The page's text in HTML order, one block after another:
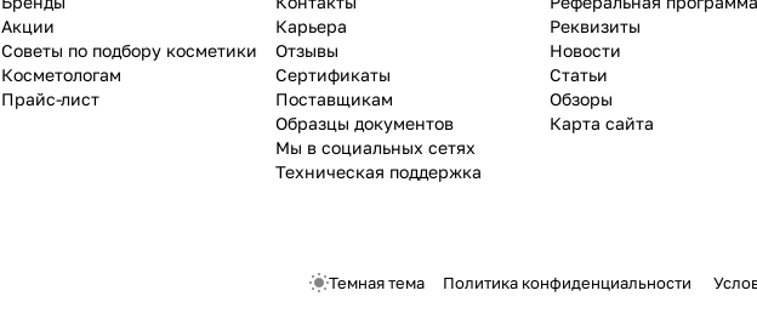
Акции
Советы по подбору косметики
Косметологам
Прайс-лист
Карьера
Отзывы
Сертификаты
Поставщикам
Образцы документов
Мы в социальных сетях
Техническая поддержка
Реквизиты
Новости
Статьи
Обзоры
Карта сайта
Темная тема Политика конфиденциальности